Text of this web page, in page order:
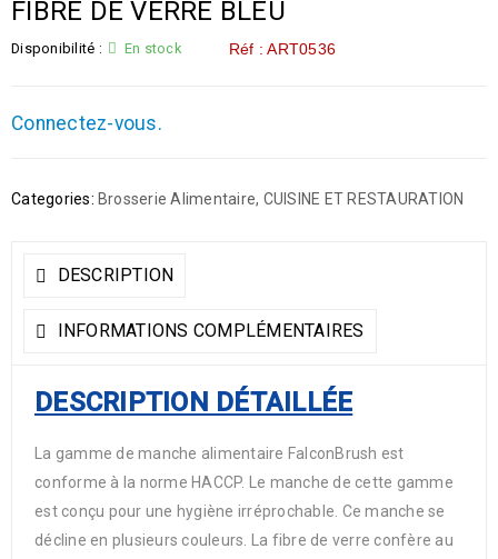
FIBRE DE VERRE BLEU
Disponibilité : En stock Réf : ART0536
Connectez-vous.
Categories: Brosserie Alimentaire, CUISINE ET RESTAURATION
DESCRIPTION
INFORMATIONS COMPLÉMENTAIRES
DESCRIPTION DÉTAILLÉE
La gamme de manche alimentaire FalconBrush est
conforme à la norme HACCP. Le manche de cette gamme
est conçu pour une hygiène irréprochable. Ce manche se
décline en plusieurs couleurs. La fibre de verre confère au